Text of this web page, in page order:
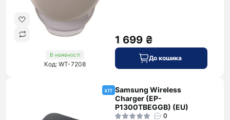
В наявності
Код: WT-7208
1 699 ₴
До кошика
хіт Samsung Wireless
Charger (EP-
P1300TBEGGB) (EU)
0